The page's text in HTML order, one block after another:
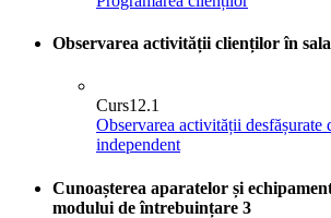
Observarea activității clienților în
Curs12.1
Observarea activității
independent
Cunoașterea aparatelor și
modului de întrebuințare 3